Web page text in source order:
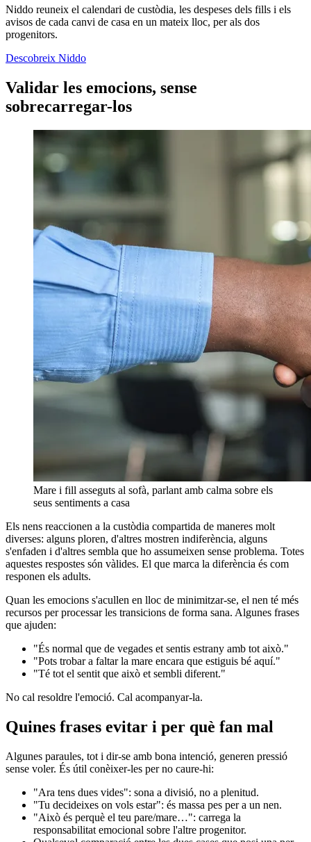
Niddo reuneix el calendari de custòdia, les despeses dels fills i els
avisos de cada canvi de casa en un mateix lloc, per als dos
progenitors.
Descobreix Niddo
Validar les emocions, sense
sobrecarregar-los
Mare i fill asseguts al sofà, parlant amb calma sobre els
seus sentiments a casa
Els nens reaccionen a la custòdia compartida de maneres molt
diverses: alguns ploren, d'altres mostren indiferència, alguns
s'enfaden i d'altres sembla que ho assumeixen sense problema. Totes
aquestes respostes són vàlides. El que marca la diferència és com
responen els adults.
Quan les emocions s'acullen en lloc de minimitzar-se, el nen té més
recursos per processar les transicions de forma sana. Algunes frases
que ajuden:
"És normal que de vegades et sentis estrany amb tot això."
"Pots trobar a faltar la mare encara que estiguis bé aquí."
"Té tot el sentit que això et sembli diferent."
No cal resoldre l'emoció. Cal acompanyar-la.
Quines frases evitar i per què fan mal
Algunes paraules, tot i dir-se amb bona intenció, generen pressió
sense voler. És útil conèixer-les per no caure-hi:
"Ara tens dues vides": sona a divisió, no a plenitud.
"Tu decideixes on vols estar": és massa pes per a un nen.
"Això és perquè el teu pare/mare…": carrega la
responsabilitat emocional sobre l'altre progenitor.